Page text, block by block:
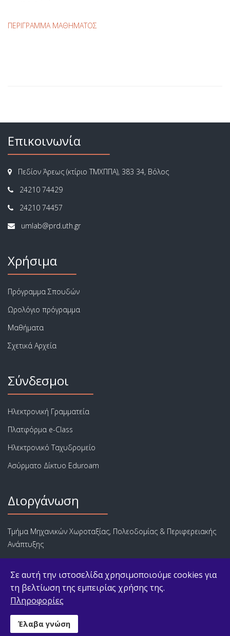
ΠΕΡΙΓΡΑΜΜΑ ΜΑΘΗΜΑΤΟΣ
Επικοινωνία
Πεδίον Άρεως (κτίριο ΤΜΧΠΠΑ), 383 34, Βόλος
24210 74429
24210 74457
Χρήσιμα
Πρόγραμμα Σπουδών
Ωρολόγιο πρόγραμμα
Μαθήματα
Σχετικά Αρχεία
Σύνδεσμοι
Ηλεκτρονική Γραμματεία
Πλατφόρμα e-Class
Ηλεκτρονικό Ταχυδρομείο
Ασύρματο Δίκτυο Eduroam
Διοργάνωση
Τμήμα Μηχανικών Χωροταξίας, Πολεοδομίας & Περιφερειακής
Ανάπτυξης
Πανεπιστήμιο Θεσσαλίας
© 2026 ΠΜΣ Αστικές Αναπλάσεις, Αστική Ανάπτυξη και Αγορά
Ακινήτων [6Α] |
Σε αυτή την ιστοσελίδα χρησιμοποιούμε cookies για
τη βελτίωση της εμπειρίας χρήσης της.
Πληροφορίες
Έλαβα γνώση